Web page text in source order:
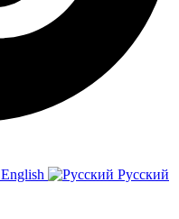
English Русский